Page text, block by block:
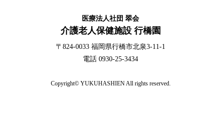
医療法人社団 翠会
介護老人保健施設 行橋園
〒824-0033 福岡県行橋市北泉3-11-1
電話 0930-25-3434
Copyright© YUKUHASHIEN All rights reserved.